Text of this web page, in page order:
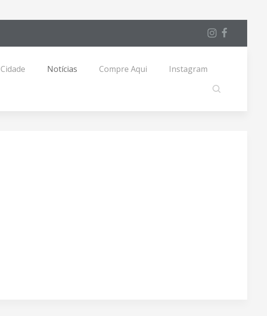
Cidade Notícias Compre Aqui Instagram